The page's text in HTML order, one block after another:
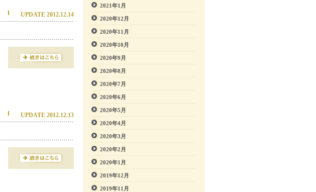
UPDATE 2012.12.14
UPDATE 2012.12.13
2021年1月
2020年12月
2020年11月
2020年10月
2020年9月
2020年8月
2020年7月
2020年6月
2020年5月
2020年4月
2020年3月
2020年2月
2020年1月
2019年12月
2019年11月